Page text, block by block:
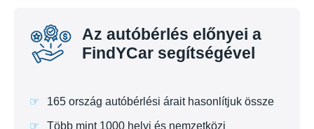
Az autóbérlés előnyei a
FindYCar segítségével
165 ország autóbérlési árait hasonlítjuk össze
Több mint 1000 helyi és nemzetközi